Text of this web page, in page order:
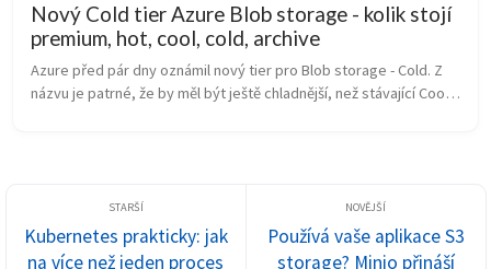
Nový Cold tier Azure Blob storage - kolik stojí
premium, hot, cool, cold, archive
Azure před pár dny oznámil nový tier pro Blob storage - Cold. Z
názvu je patrné, že by měl být ještě chladnější, než stávající Cool,
Kubernetes prakticky: jak
na více než jeden proces
Používá vaše aplikace S3
storage? Minio přináší